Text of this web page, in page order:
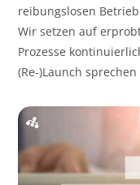
reibungslosen
Wir setzen auf
Prozesse
(Re-)Launch